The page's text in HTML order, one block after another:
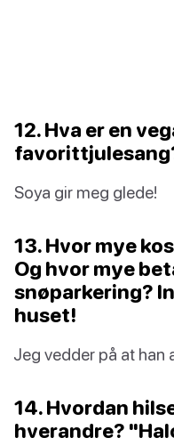
12. Hva er en
Soya gir meg glede!
13. Hvor mye
Og hvor mye
snøparkering?
huset!
Jeg vedder på at han
14. Hvordan
hverandre?